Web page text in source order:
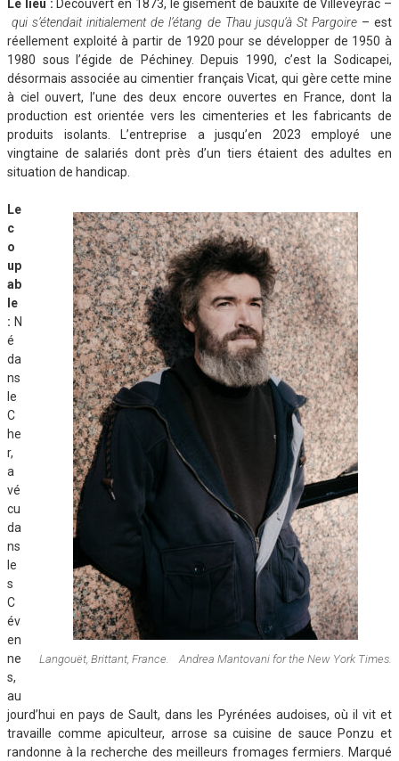
Le lieu : Découvert en 1873, le gisement de bauxite de Villeveyrac –
qui s’étendait initialement de l’étang de Thau jusqu’à St Pargoire– est
réellement exploité à partir de 1920 pour se développer de 1950 à
1980 sous l’égide de Péchiney. Depuis 1990, c’est la Sodicapei,
désormais associée au cimentier français Vicat, qui gère cette mine
à ciel ouvert, l’une des deux encore ouvertes en France, dont la
production est orientée vers les cimenteries et les fabricants de
produits isolants. L’entreprise a jusqu’en 2023 employé une
vingtaine de salariés dont près d’un tiers étaient des adultes en
situation de handicap.
Langouët, Brittant, France. Andrea Mantovani for the New York Times.
Le
c
o
up
ab
le
: N
é
da
ns
le
C
he
r,
a
vé
cu
da
ns
le
s
C
év
en
ne
s,
au
jourd’hui en pays de Sault, dans les Pyrénées audoises, où il vit et
travaille comme apiculteur, arrose sa cuisine de sauce Ponzu et
randonne à la recherche des meilleurs fromages fermiers. Marqué